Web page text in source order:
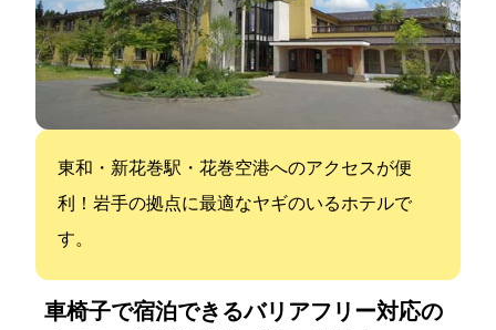
東和IC・新花巻駅・花巻空港へのアクセスが便
利！岩手の拠点に最適なヤギのいるホテルで
す。
車椅子で宿泊できるバリアフリー対応の